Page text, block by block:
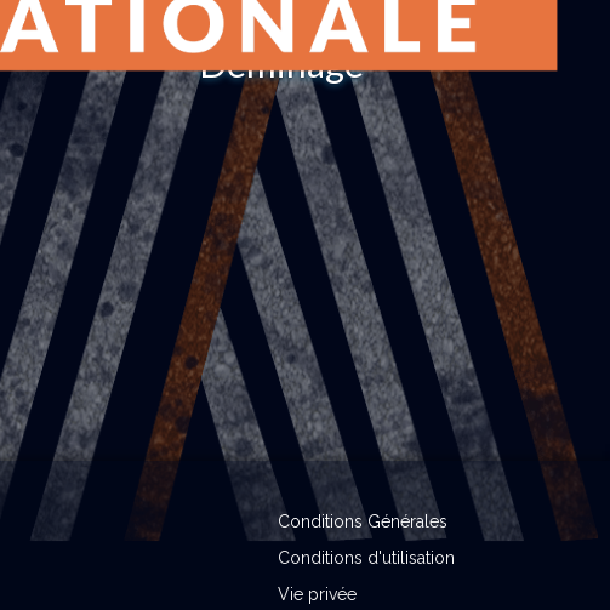
Déminage
Conditions Générales
Conditions d'utilisation
Vie privée